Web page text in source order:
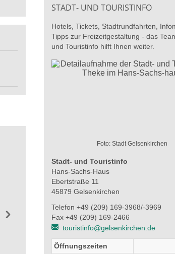
„Blick über die Schulter“ –
50 Jahre werkstatt
29. Mai 2026 - 28. August 2026
13. Juni 2026 -
2026
STADT- UND TOURISTINFO
Hotels, Tickets, Stadtrundfahrten,
Tipps zur Freizeitgestaltung - das
und Touristinfo hilft Ihnen weiter.
Foto: Stadt Gelsenkirchen
Stadt- und Touristinfo
Hans-Sachs-Haus
Ebertstraße 11
45879 Gelsenkirchen
Telefon +49 (209) 169-3968/-3969
Fax +49 (209) 169-2466
touristinfo@gelsenkirchen.de
Öffnungszeiten